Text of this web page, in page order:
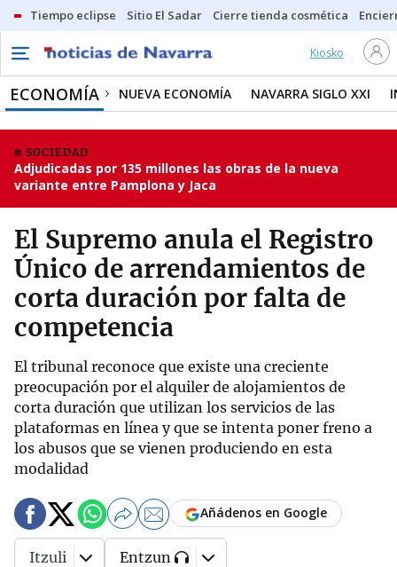
Tiempo eclipse Sitio El Sadar Cierre tienda cosmética
Kiosko
ECONOMÍA NUEVA ECONOMÍA NAVARRA SIGLO XXI
SOCIEDAD
Adjudicadas por 135 millones las obras de la nueva
variante entre Pamplona y Jaca
El Supremo anula el Registro
Único de arrendamientos de
corta duración por falta de
competencia
El tribunal reconoce que existe una creciente
preocupación por el alquiler de alojamientos de
corta duración que utilizan los servicios de las
plataformas en línea y que se intenta poner freno a
los abusos que se vienen produciendo en esta
modalidad
Añádenos en Google
Itzuli Entzun